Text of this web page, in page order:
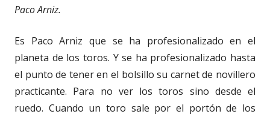
Paco Arniz.
Es Paco Arniz que se ha profesionalizado en el
planeta de los toros. Y se ha profesionalizado hasta
el punto de tener en el bolsillo su carnet de novillero
practicante. Para no ver los toros sino desde el
ruedo. Cuando un toro sale por el portón de los